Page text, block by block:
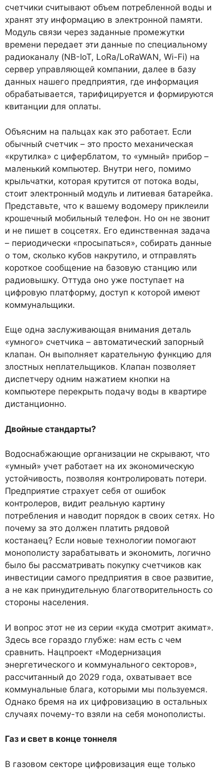
счетчики считывают объем потребленной воды и
хранят эту информацию в электронной памяти.
Модуль связи через заданные промежутки
времени передает эти данные по специальному
радиоканалу (NB-IoT, LoRa/LoRaWAN, Wi-Fi) на
сервер управляющей компании, далее в базу
данных нашего предприятия, где информация
обрабатывается, тарифицируется и формируются
квитанции для оплаты.
Объясним на пальцах как это работает. Если
обычный счетчик – это просто механическая
«крутилка» с циферблатом, то «умный» прибор –
маленький компьютер. Внутри него, помимо
крыльчатки, которая крутится от потока воды,
стоит электронный модуль и литиевая батарейка.
Представьте, что к вашему водомеру приклеили
крошечный мобильный телефон. Но он не звонит
и не пишет в соцсетях. Его единственная задача
– периодически «просыпаться», собирать данные
о том, сколько кубов накрутило, и отправлять
короткое сообщение на базовую станцию или
радиовышку. Оттуда оно уже поступает на
цифровую платформу, доступ к которой имеют
коммунальщики.
Еще одна заслуживающая внимания деталь
«умного» счетчика – автоматический запорный
клапан. Он выполняет карательную функцию для
злостных неплательщиков. Клапан позволяет
диспетчеру одним нажатием кнопки на
компьютере перекрыть подачу воды в квартире
дистанционно.
Двойные стандарты?
Водоснабжающие организации не скрывают, что
«умный» учет работает на их экономическую
устойчивость, позволяя контролировать потери.
Предприятие страхует себя от ошибок
контролеров, видит реальную картину
потребления и наводит порядок в своих сетях. Но
почему за это должен платить рядовой
костанаец? Если новые технологии помогают
монополисту зарабатывать и экономить, логично
было бы рассматривать покупку счетчиков как
инвестиции самого предприятия в свое развитие,
а не как принудительную благотворительность со
стороны населения.
И вопрос этот не из серии «куда смотрит акимат».
Здесь все гораздо глубже: нам есть с чем
сравнить. Нацпроект «Модернизация
энергетического и коммунального секторов»,
рассчитанный до 2029 года, охватывает все
коммунальные блага, которыми мы пользуемся.
Однако бремя на их цифровизацию в остальных
случаях почему-то взяли на себя монополисты.
Газ и свет в конце тоннеля
В газовом секторе цифровизация еще только